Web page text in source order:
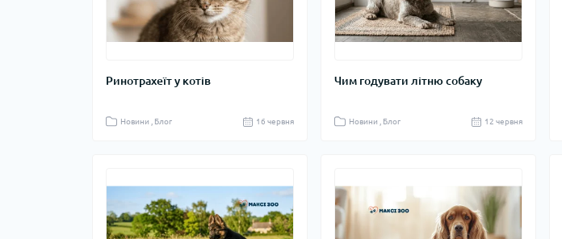
Ринотрахеїт у котів
Новини , Блог 16 червня
Чим годувати літню собаку
Новини , Блог 12 червня